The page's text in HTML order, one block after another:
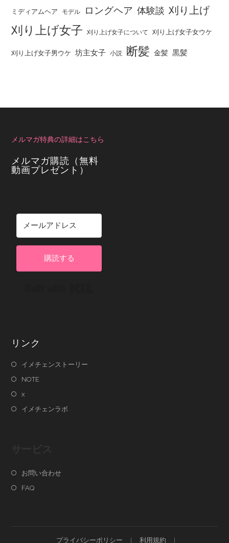
ミディアムヘア モデル ロングヘア 体験談 刈り上げ
刈り上げ女子 刈り上げ女子について 刈り上げ女子女ウケ
刈り上げ女子男ウケ 坊主女子 小説 断髪 金髪 黒髪
メルマガ特典の詳細はこちら
メルマガ購読（無料
動画プレゼント）
購読する
リンク
イメチェンストーリー
NOTE
x
イメチェンラボ
お問い合わせ
FAQ
プライバシーポリシー 利用規約